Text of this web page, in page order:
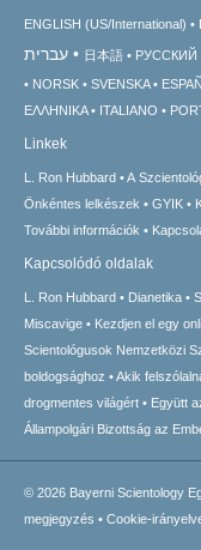
ENGLISH (US/International)
עברית 日本語 РУССКИЙ
NORSK
SVENSKA
ΕΛΛΗΝΙΚA
ITALIANO
Linkek
L. Ron Hubbard A
Önkéntes lelkészek
GYIK
További információk
Kapcsolódó oldalak
L. Ron Hubbard Dianetika
Miscavige
Kezdjen el egy
Scientológusok Nemzetközi
boldogsághoz
Akik
drogmentes világért
Együtt
Állampolgári Bizottság az
© 2026 Bayerni Scientology
megjegyzés • Cookie-